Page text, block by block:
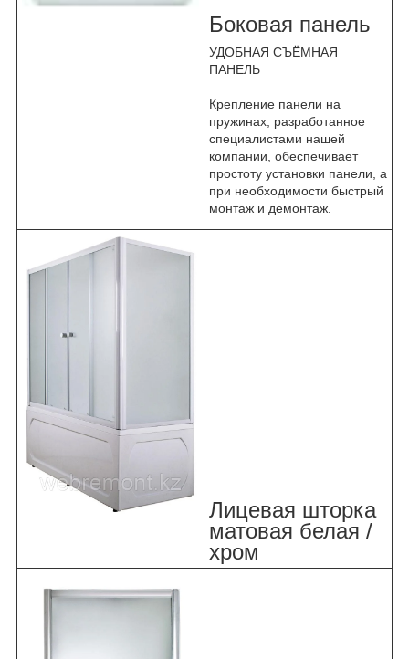
Боковая панель
УДОБНАЯ СЪЁМНАЯ
ПАНЕЛЬ
Крепление панели на
пружинах, разработанное
специалистами нашей
компании, обеспечивает
простоту установки панели, а
при необходимости быстрый
монтаж и демонтаж.
Лицевая шторка
матовая белая /
хром